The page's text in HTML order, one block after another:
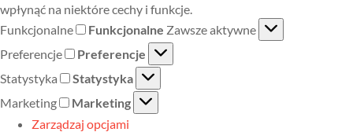
wpłynąć na niektóre cechy i funkcje.
Funkcjonalne
Funkcjonalne Zawsze aktywne
Preferencje
Preferencje
Statystyka
Statystyka
Marketing
Marketing
Zarządzaj opcjami